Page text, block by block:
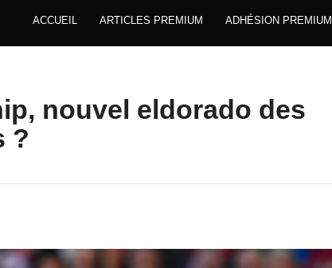
ACCUEIL ARTICLES PREMIUM ADHÉSION PREMIUM
nouvel eldorado des
?